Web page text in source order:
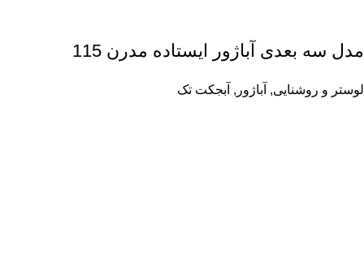
مدل سه بعدی آباژور ایستاده مدرن 115
لوستر و روشنایی, آباژور , آبجکت تک